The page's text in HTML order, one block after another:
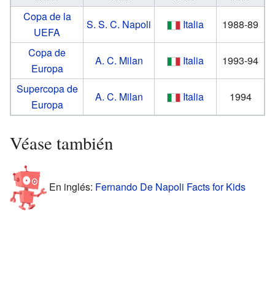
Copa de la
UEFA
S. S. C. Napoli Italia
1988-89
Copa de
Europa
A. C. Milan Italia
1993-94
Supercopa de
Europa
A. C. Milan Italia 1994
Véase también
En inglés: Fernando De Napoli Facts for Kids